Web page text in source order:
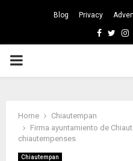
Blog Privacy
PRIMARY
Home
Chiautempan
Firma ayuntamiento de
chiautempenses
Chiautempan